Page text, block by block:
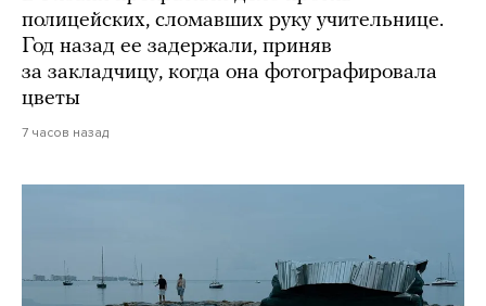
полицейских, сломавших руку учительнице.
Год назад ее задержали, приняв
за закладчицу, когда она фотографировала
цветы
7 часов назад